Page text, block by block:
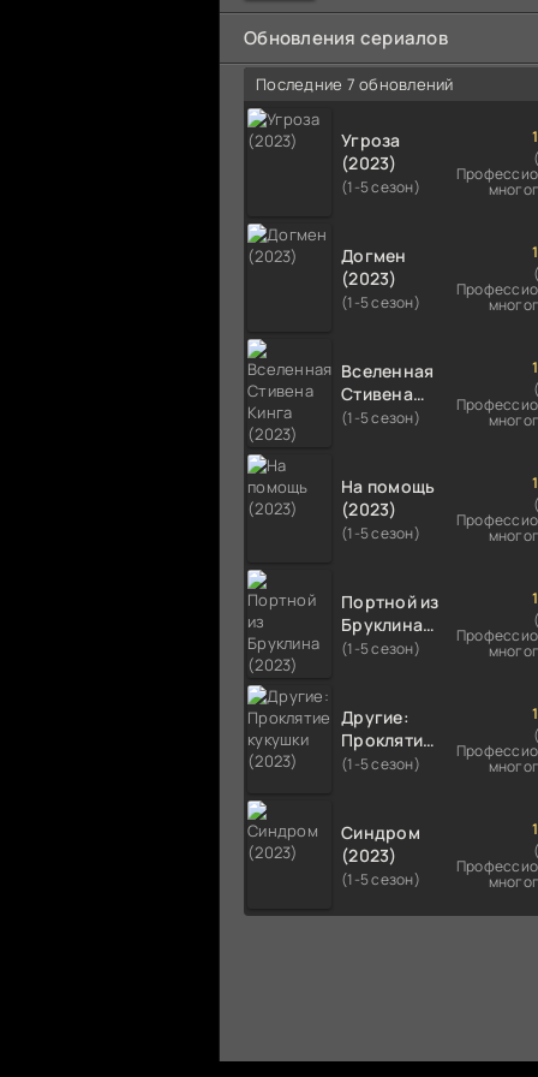
намного
Обновления сериалов
Последние 7 обновлений
Угроза
(2023)
(1-5 сезон)
Догмен
(2023)
(1-5 сезон)
Вселенная
Стивена
Кинга
(1-5 сезон)
На помощь
(2023)
(1-5 сезон)
Портной из
Бруклина
(2023)
(1-5 сезон)
Другие:
Проклятие
кукушки
(1-5 сезон)
Синдром
(2023)
(1-5 сезон)